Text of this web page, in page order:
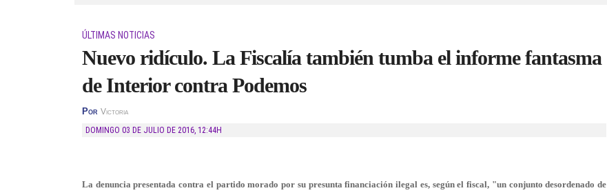
ÚLTIMAS NOTICIAS
Nuevo ridículo. La Fiscalía también tumba el informe fantasma
de Interior contra Podemos
Por Victoria
DOMINGO 03 DE JULIO DE 2016, 12:44H
La denuncia presentada contra el partido morado por su presunta financiación ilegal es, según el fiscal, "un conjunto desordenado de